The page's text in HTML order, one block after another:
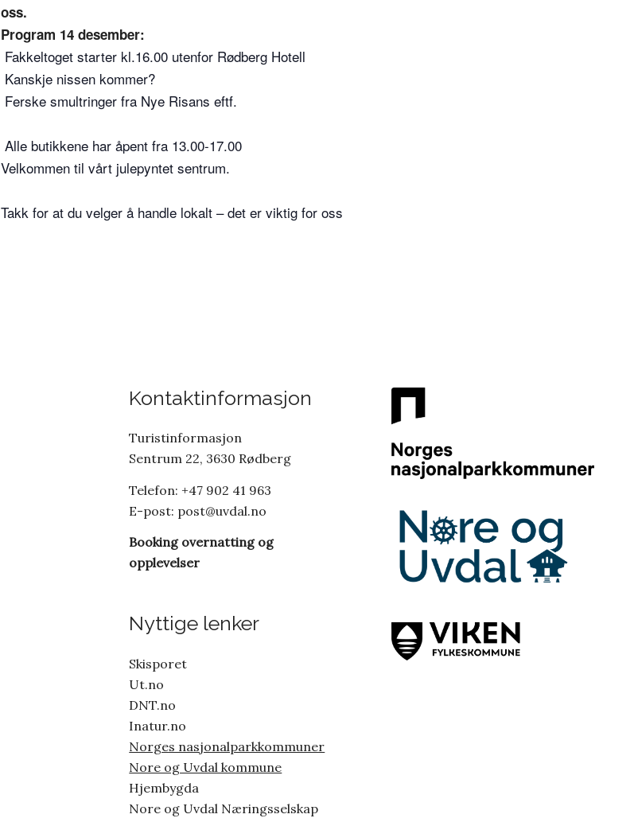
oss.
Program 14 desember:
Fakkeltoget starter kl.16.00 utenfor Rødberg Hotell
Kanskje nissen kommer?
Ferske smultringer fra Nye Risans eftf.
Alle butikkene har åpent fra 13.00-17.00
Velkommen til vårt julepyntet sentrum.
Takk for at du velger å handle lokalt – det er viktig for oss
Kontaktinformasjon
Turistinformasjon
Sentrum 22, 3630 Rødberg
Telefon: +47 902 41 963
E-post: post@uvdal.no
Booking overnatting og
opplevelser
Nyttige lenker
Skisporet
Ut.no
DNT.no
Inatur.no
Norges nasjonalparkkommuner
Nore og Uvdal kommune
Hjembygda
Nore og Uvdal Næringsselskap